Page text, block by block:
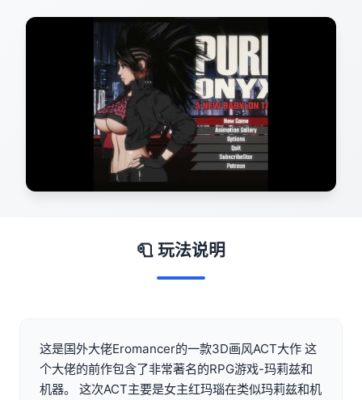
🧻 玩法说明
这是国外大佬Eromancer的一款3D画风ACT大作 这
个大佬的前作包含了非常著名的RPG游戏-玛莉兹和
机器。 这次ACT主要是女主红玛瑙在类似玛莉兹和机